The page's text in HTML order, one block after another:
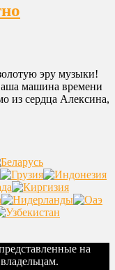
эру музыки!
машина времени
из сердца Алексина,
на